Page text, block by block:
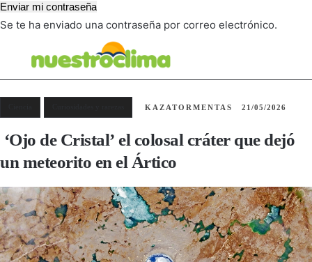
Se te ha enviado una contraseña por correo electrónico.
KAZATORMENTAS 21/05/2026
‘Ojo de Cristal’ el colosal cráter que dejó
un meteorito en el Ártico